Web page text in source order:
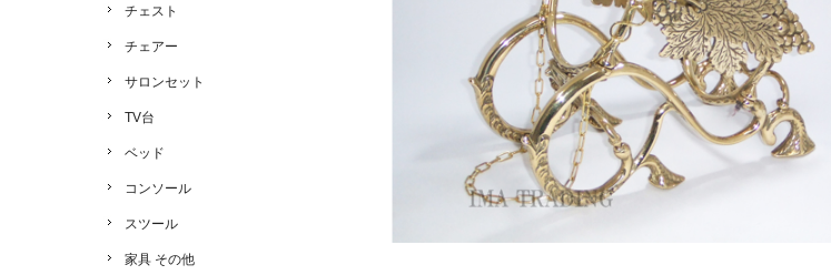
チェスト
チェアー
サロンセット
TV台
ベッド
コンソール
スツール
家具 その他